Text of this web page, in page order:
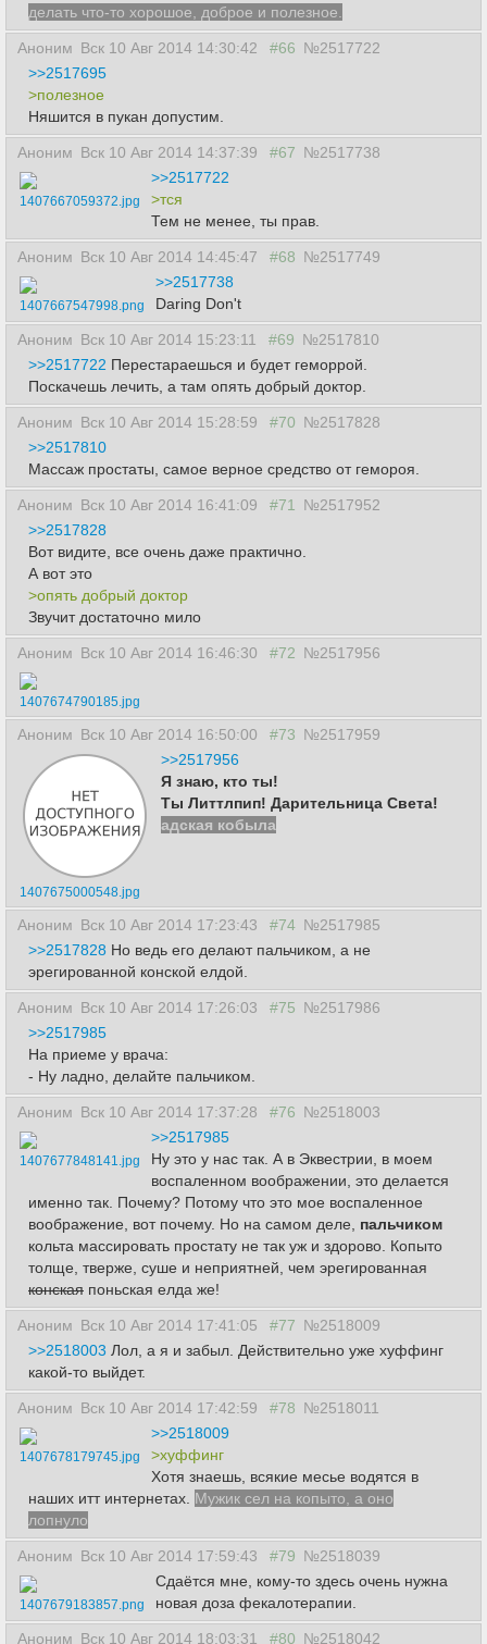
делать что-то хорошое, доброе и полезное.
Аноним Вск 10 Авг 2014 14:30:42 #66 №2517722
>>2517695
>полезное
Няшится в пукан допустим.
Аноним Вск 10 Авг 2014 14:37:39 #67 №2517738
1407667059372.jpg
>>2517722
>тся
Тем не менее, ты прав.
Аноним Вск 10 Авг 2014 14:45:47 #68 №2517749
1407667547998.png
>>2517738
Daring Don't
Аноним Вск 10 Авг 2014 15:23:11 #69 №2517810
>>2517722 Перестараешься и будет геморрой.
Поскачешь лечить, а там опять добрый доктор.
Аноним Вск 10 Авг 2014 15:28:59 #70 №2517828
>>2517810
Массаж простаты, самое верное средство от гемороя.
Аноним Вск 10 Авг 2014 16:41:09 #71
№2517952
>>2517828
Вот видите, все очень даже практично.
А вот это
>опять добрый доктор
Звучит достаточно мило
Аноним Вск 10 Авг 2014 16:46:30 #72 №2517956
1407674790185.jpg
Аноним Вск 10 Авг 2014 16:50:00 #73 №2517959
1407675000548.jpg
>>2517956
Я знаю, кто ты!
Ты Литтлпип! Дарительница Света!
адская кобыла
Аноним Вск 10 Авг 2014 17:23:43 #74 №2517985
>>2517828 Но ведь его делают пальчиком, а не
эрегированной конской елдой.
Аноним Вск 10 Авг 2014 17:26:03 #75 №2517986
>>2517985
На приеме у врача:
- Ну ладно, делайте пальчиком.
Аноним Вск 10 Авг 2014 17:37:28 #76 №2518003
1407677848141.jpg
>>2517985
Ну это у нас так. А в Эквестрии, в моем
воспаленном воображении, это делается
именно так. Почему? Потому что это мое воспаленное
воображение, вот почему. Но на самом деле, пальчиком
кольта массировать простату не так уж и здорово. Копыто
толще, тверже, суше и неприятней, чем эрегированная
конская поньская елда же!
Аноним Вск 10 Авг 2014 17:41:05 #77 №2518009
>>2518003 Лол, а я и забыл. Действительно уже хуффинг
какой-то выйдет.
Аноним Вск 10 Авг 2014 17:42:59 #78 №2518011
1407678179745.jpg
>>2518009
>хуффинг
Хотя знаешь, всякие месье водятся в
наших итт интернетах. Мужик сел на копыто, а оно
лопнуло
Аноним Вск 10 Авг 2014 17:59:43 #79 №2518039
1407679183857.png
Сдаётся мне, кому-то здесь очень нужна
новая доза фекалотерапии.
Аноним Вск 10 Авг 2014 18:03:31 #80 №2518042